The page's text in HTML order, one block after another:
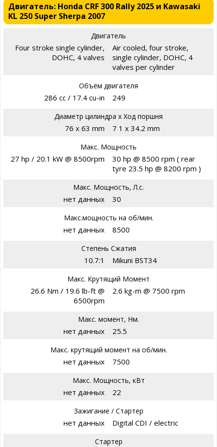
Двигатель: Honda CRF 300 Rally 2025 и Kawasaki
KL 250 Super Sherpa 2007
Двигатель
Four stroke single cylinder,
DOHC, 4 valves
Air cooled, four stroke,
single cylinder, DOHC, 4
valves per cylinder
Объём двигателя
286 cc / 17.4 cu-in 249
Диаметр цилиндра х Ход поршня
76 x 63 mm 7 1 x 34.2 mm
Макс. Мощность
27 hp / 20.1 kW @ 8500rpm
30 hp @ 8500 rpm ( rear
tyre 23.5 hp @ 8200 rpm )
Макс. Мощность, Л.с.
нет данных 30
Макс.мощность на об/мин.
нет данных 8500
Степень Сжатия
10.7:1 Mikuni BST34
Макс. Крутящий Момент
26.6 Nm / 19.6 lb-ft @
6500rpm
2.6 kg-m @ 7500 rpm
Макс. момент, Нм.
нет данных 25.5
Макс. крутящий момент на об/мин.
нет данных 7500
Макс. Мощность, кВт
нет данных 22
Зажигание / Стартер
нет данных Digital CDI / electric
Стартер